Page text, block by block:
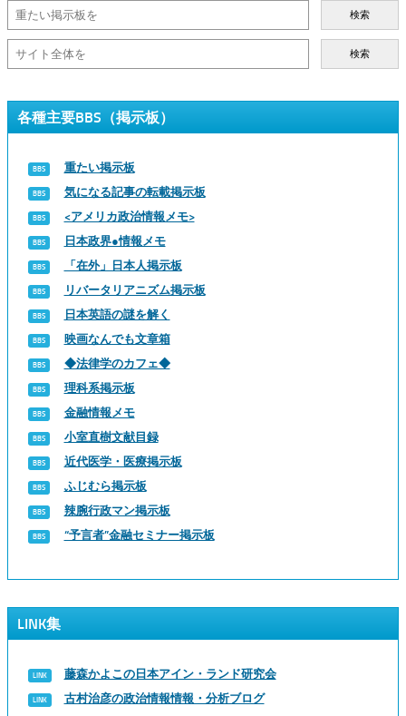
検索
検索
各種主要BBS（掲示板）
重たい掲示板
気になる記事の転載掲示板
<アメリカ政治情報メモ>
日本政界●情報メモ
「在外」日本人掲示板
リバータリアニズム掲示板
日本英語の謎を解く
映画なんでも文章箱
◆法律学のカフェ◆
理科系掲示板
金融情報メモ
小室直樹文献目録
近代医学・医療掲示板
ふじむら掲示板
辣腕行政マン掲示板
“予言者”金融セミナー掲示板
LINK集
藤森かよこの日本アイン・ランド研究会
古村治彦の政治情報情報・分析ブログ